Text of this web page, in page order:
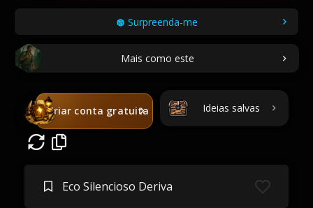
Surpreenda-me
Mais como este
Criar conta gratuita Ideias salvas
Eco Silencioso Deriva